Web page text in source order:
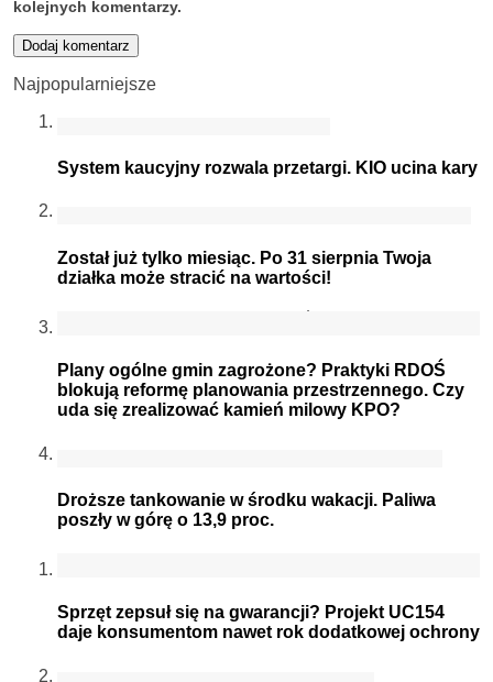
kolejnych komentarzy.
Najpopularniejsze
System kaucyjny rozwala przetargi. KIO ucina kary
Został już tylko miesiąc. Po 31 sierpnia Twoja
działka może stracić na wartości!
Plany ogólne gmin zagrożone? Praktyki RDOŚ
blokują reformę planowania przestrzennego. Czy
uda się zrealizować kamień milowy KPO?
Droższe tankowanie w środku wakacji. Paliwa
poszły w górę o 13,9 proc.
Sprzęt zepsuł się na gwarancji? Projekt UC154
daje konsumentom nawet rok dodatkowej ochrony